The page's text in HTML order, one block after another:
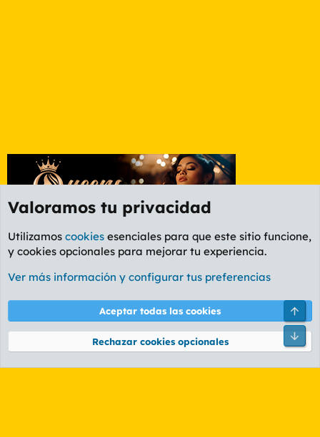
Etiquetas
Cookies
PL OLDSTYLE AMARILLO
Términos y reglas Política de privacidad Ayuda
Community platform by XenForo® © 2010-2026 XenForo Ltd.
Valoramos tu privacidad
Utilizamos cookies esenciales para que este sitio funcione,
y cookies opcionales para mejorar tu experiencia.
Ver más información y configurar tus preferencias
Aceptar todas las cookies
Rechazar cookies opcionales
Pie